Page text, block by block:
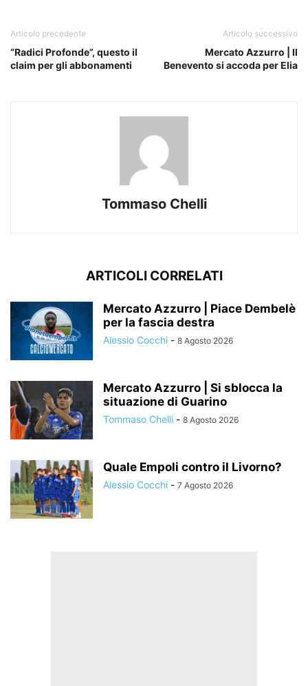
Articolo precedente
“Radici Profonde”, questo il
claim per gli abbonamenti
Articolo successivo
Mercato Azzurro | Il
Benevento si accoda per Elia
Tommaso Chelli
ARTICOLI CORRELATI
Mercato Azzurro | Piace Dembelè
per la fascia destra
Alessio Cocchi - 8 Agosto 2026
Mercato Azzurro | Si sblocca la
situazione di Guarino
Tommaso Chelli - 8 Agosto 2026
Quale Empoli contro il Livorno?
Alessio Cocchi - 7 Agosto 2026